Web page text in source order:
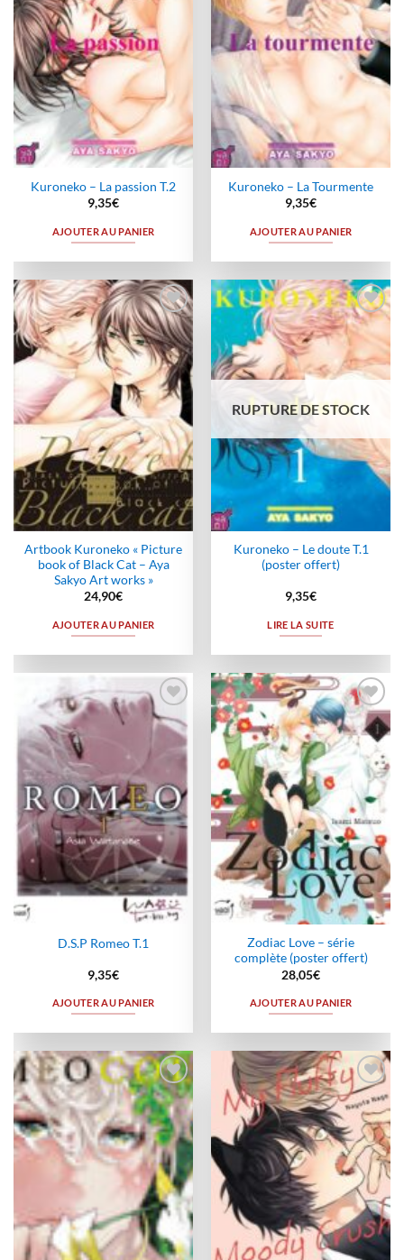
Kuroneko – La passion T.2
9,35€
AJOUTER AU PANIER
Kuroneko – La Tourmente
9,35€
AJOUTER AU PANIER
Ajouter
à la
wishlist
Artbook Kuroneko « Picture
book of Black Cat – Aya
Sakyo Art works »
24,90€
AJOUTER AU PANIER
Ajouter
à la
wishlist
RUPTURE DE STOCK
Kuroneko – Le doute T.1
(poster offert)
9,35€
LIRE LA SUITE
Ajouter
à la
D.S.P Romeo T.1
9,35€
AJOUTER AU PANIER
Ajouter
à la
wishlist
Zodiac Love – série
complète (poster offert)
28,05€
AJOUTER AU PANIER
Ajouter
à la
wishlist
Ajouter
à la
wishlist